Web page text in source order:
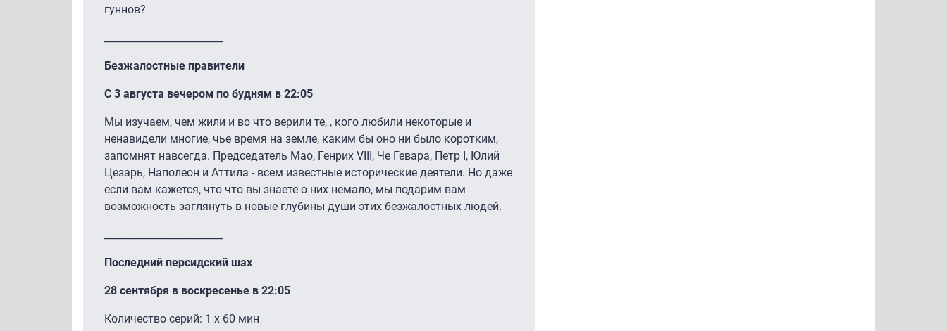
гуннов?
Безжалостные правители
С 3 августа вечером по будням в 22:05
Мы изучаем, чем жили и во что верили те, , кого любили некоторые и
ненавидели многие, чье время на земле, каким бы оно ни было коротким,
запомнят навсегда. Председатель Мао, Генрих VIII, Че Гевара, Петр I, Юлий
Цезарь, Наполеон и Аттила - всем известные исторические деятели. Но даже
если вам кажется, что что вы знаете о них немало, мы подарим вам
возможность заглянуть в новые глубины души этих безжалостных людей.
Последний персидский шах
28 сентября в воскресенье в 22:05
Количество серий: 1 x 60 мин